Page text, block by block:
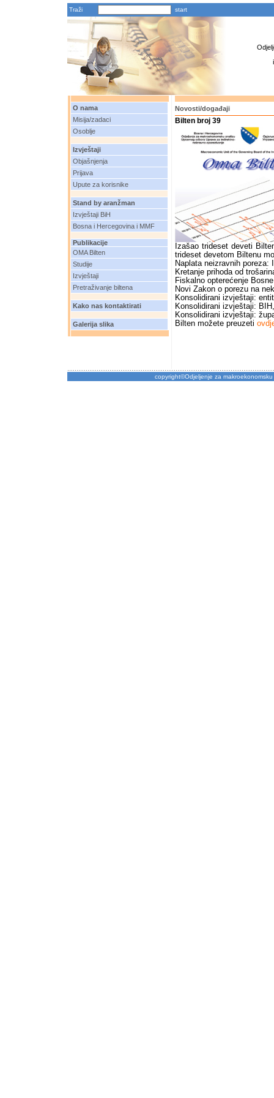
Traži
O nama
Misija/zadaci
Osoblje
Izvještaji
Objašnjenja
Prijava
Upute za korisnike
Stand by aranžman
Izvještaji BiH
Bosna i Hercegovina i MMF
Publikacije
OMA Bilten
Studije
Izvještaji
Pretraživanje biltena
Kako nas kontaktirati
Galerija slika
Novosti/događaji
Bilten broj 39
Izašao trideset deveti
trideset devetom Biltenu
Naplata neizravnih poreza:
Kretanje prihoda od
Fiskalno opterećenje
Novi Zakon o porezu na
Konsolidirani izvještaji:
Konsolidirani izvještaji:
Konsolidirani izvještaji:
Bilten možete preuzeti
copyright©Odjeljenje za